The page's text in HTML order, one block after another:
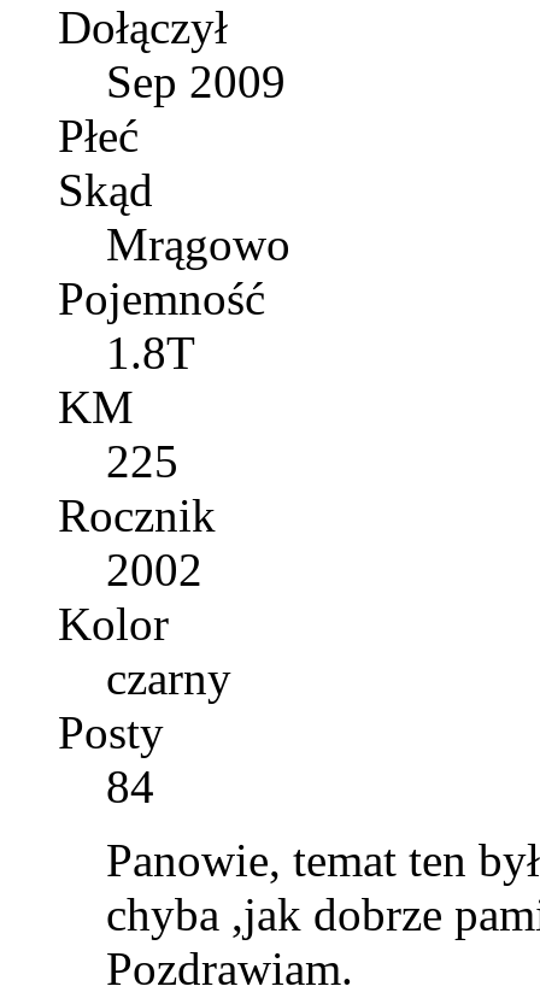
Dołączył
Sep 2009
Płeć
Skąd
Mrągowo
Pojemność
1.8T
KM
225
Rocznik
2002
Kolor
czarny
Posty
84
Panowie, temat ten
chyba ,jak dobrze
Pozdrawiam.